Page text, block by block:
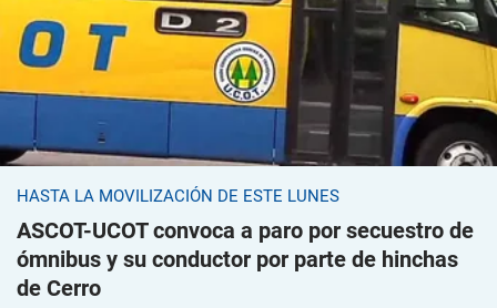
HASTA LA MOVILIZACIÓN DE ESTE LUNES
ASCOT-UCOT convoca a paro por secuestro de
ómnibus y su conductor por parte de hinchas
de Cerro